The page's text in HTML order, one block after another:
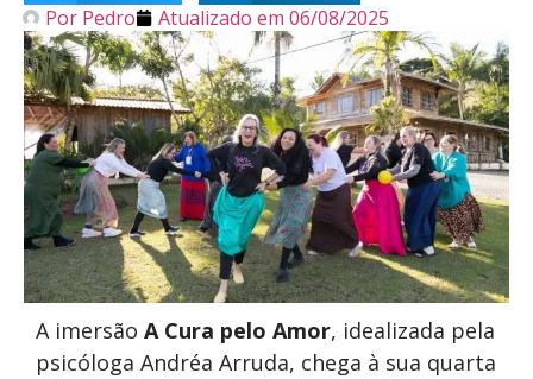
Por Pedro Atualizado em 06/08/2025
A imersão A Cura pelo Amor, idealizada pela
psicóloga Andréa Arruda, chega à sua quarta